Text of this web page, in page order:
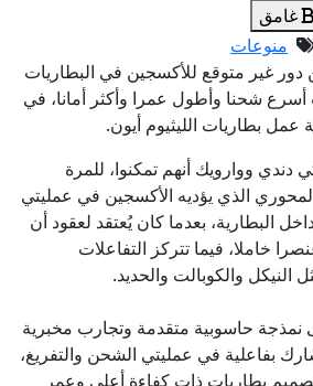
غامق
منوعات
غير متوقع للأكسجين في البطاريات
شحنا وأطول عمرا وأكثر أمانا، في
بطاريات الليثيوم أيون.
ووارويك أنهم تمكنوا، للمرة
الذي يؤديه الأكسجين في عمليتي
البطارية، بعدما كان يُعتقد لعقود أن
خاملا، فيما تتركز التفاعلات
النيكل والكوبالت والحديد.
حاسوبية متقدمة وتجارب مخبرية
بفاعلية في عمليتي الشحن والتفريغ،
بطاريات ذات كفاءة أعلى وعمر